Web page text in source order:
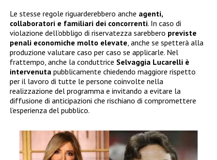
Le stesse regole riguarderebbero anche agenti,
collaboratori e familiari dei concorrenti. In caso di
violazione dell’obbligo di riservatezza sarebbero previste
penali economiche molto elevate, anche se spetterà alla
produzione valutare caso per caso se applicarle. Nel
frattempo, anche la conduttrice Selvaggia Lucarelli è
intervenuta pubblicamente chiedendo maggiore rispetto
per il lavoro di tutte le persone coinvolte nella
realizzazione del programma e invitando a evitare la
diffusione di anticipazioni che rischiano di compromettere
l’esperienza del pubblico.